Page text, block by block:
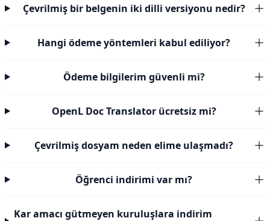
Çevrilmiş bir belgenin iki dilli versiyonu nedir?
Hangi ödeme yöntemleri kabul ediliyor?
Ödeme bilgilerim güvenli mi?
OpenL Doc Translator ücretsiz mi?
Çevrilmiş dosyam neden elime ulaşmadı?
Öğrenci indirimi var mı?
Kar amacı gütmeyen kuruluşlara indirim